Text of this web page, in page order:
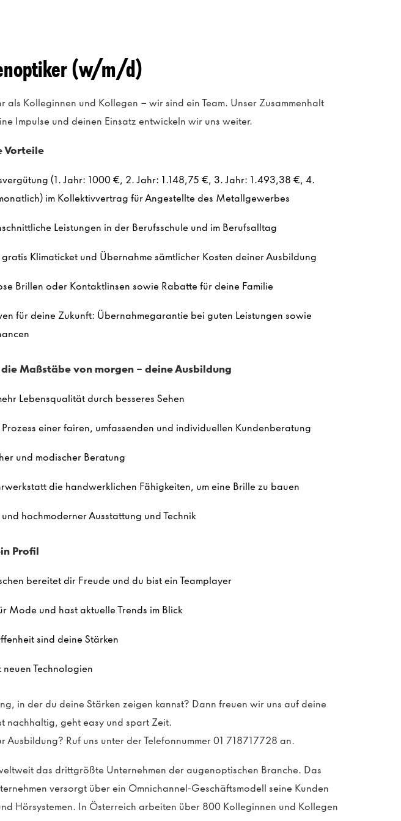
(w/m/d)
als Kolleginnen und Kollegen – wir sind ein Team. Unser Zusammenhalt
Impulse und deinen Einsatz entwickeln wir uns weiter.
Vorteile
(1. Jahr: 1000 €, 2. Jahr: 1.148,75 €, 3. Jahr: 1.493,38 €, 4.
im Kollektivvertrag für Angestellte des Metallgewerbes
Leistungen in der Berufsschule und im Berufsalltag
Klimaticket und Übernahme sämtlicher Kosten deiner Ausbildung
Brillen oder Kontaktlinsen sowie Rabatte für deine Familie
für deine Zukunft: Übernahmegarantie bei guten Leistungen sowie
Maßstäbe von morgen – deine Ausbildung
Lebensqualität durch besseres Sehen
einer fairen, umfassenden und individuellen Kundenberatung
und modischer Beratung
die handwerklichen Fähigkeiten, um eine Brille zu bauen
hochmoderner Ausstattung und Technik
Profil
bereitet dir Freude und du bist ein Teamplayer
Mode und hast aktuelle Trends im Blick
sind deine Stärken
Technologien
in der du deine Stärken zeigen kannst? Dann freuen wir uns auf deine
nachhaltig, geht easy und spart Zeit.
Ausbildung? Ruf uns unter der Telefonnummer 01 718717728 an.
das drittgrößte Unternehmen der augenoptischen Branche. Das
versorgt über ein Omnichannel-Geschäftsmodell seine Kunden
Hörsystemen. In Österreich arbeiten über 800 Kolleginnen und Kollegen